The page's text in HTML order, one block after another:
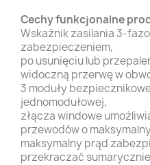
Cechy funkcjonalne
Wskaźnik zasilania 3-
zabezpieczeniem,
po usunięciu lub
widoczną przerwę w
3 moduły
jednomodułowej,
złącza windowe
przewodów o
maksymalny prąd
przekraczać